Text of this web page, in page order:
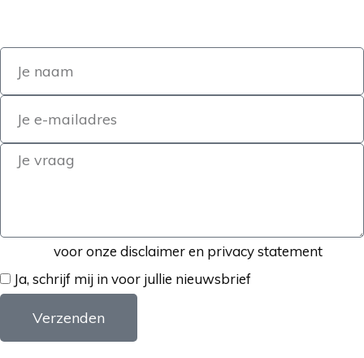
voor onze disclaimer en privacy statement
Ja, schrijf mij in voor jullie nieuwsbrief
Verzenden